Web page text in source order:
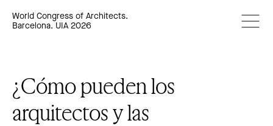
World Congress of Architects.
Barcelona. UIA 2026
¿Cómo pueden los
arquitectos y las